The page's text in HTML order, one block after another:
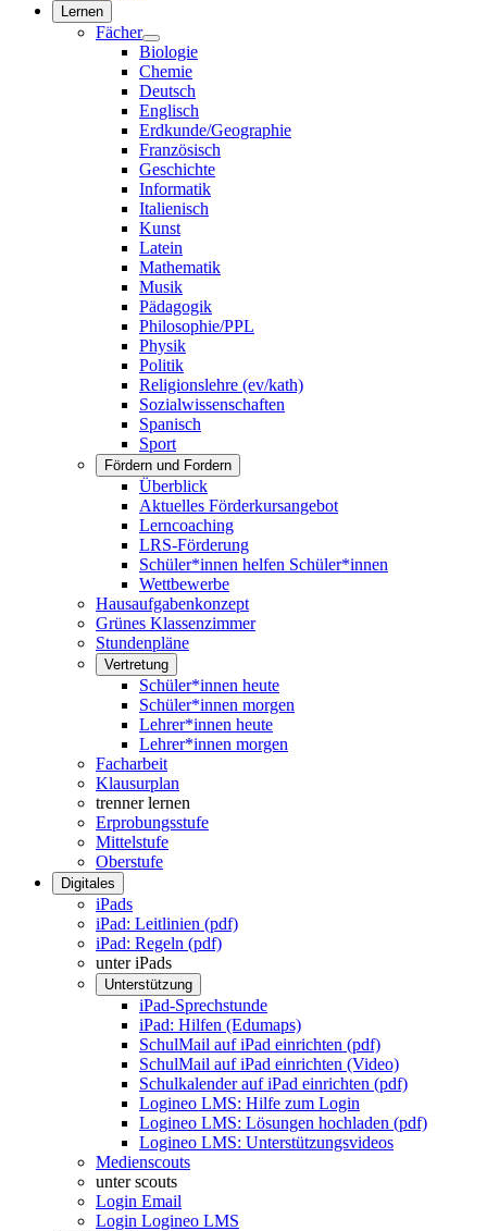
Lernen
Fächer
Biologie
Chemie
Deutsch
Englisch
Erdkunde/Geographie
Französisch
Geschichte
Informatik
Italienisch
Kunst
Latein
Mathematik
Musik
Pädagogik
Philosophie/PPL
Physik
Politik
Religionslehre (ev/kath)
Sozialwissenschaften
Spanisch
Sport
Fördern und Fordern
Überblick
Aktuelles Förderkursangebot
Lerncoaching
LRS-Förderung
Schüler*innen helfen Schüler*innen
Wettbewerbe
Hausaufgabenkonzept
Grünes Klassenzimmer
Stundenpläne
Vertretung
Schüler*innen heute
Schüler*innen morgen
Lehrer*innen heute
Lehrer*innen morgen
Facharbeit
Klausurplan
trenner lernen
Erprobungsstufe
Mittelstufe
Oberstufe
Digitales
iPads
iPad: Leitlinien (pdf)
iPad: Regeln (pdf)
unter iPads
Unterstützung
iPad-Sprechstunde
iPad: Hilfen (Edumaps)
SchulMail auf iPad einrichten (pdf)
SchulMail auf iPad einrichten (Video)
Schulkalender auf iPad einrichten (pdf)
Logineo LMS: Hilfe zum Login
Logineo LMS: Lösungen hochladen (pdf)
Logineo LMS: Unterstützungsvideos
Medienscouts
unter scouts
Login Email
Login Logineo LMS